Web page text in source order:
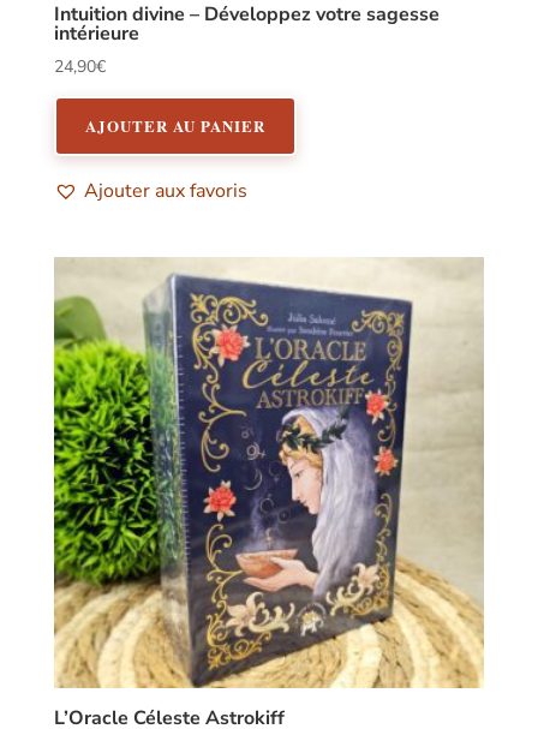
Intuition divine – Développez votre sagesse
intérieure
24,90€
AJOUTER AU PANIER
Ajouter aux favoris
L’Oracle Céleste Astrokiff